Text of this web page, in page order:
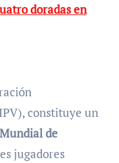
doradas en
constituye un
Mundial de
jugadores